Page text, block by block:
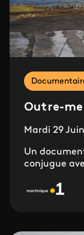
Outre-
Mardi 29
Un
conjugue